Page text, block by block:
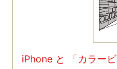
iPhone と 「カラー